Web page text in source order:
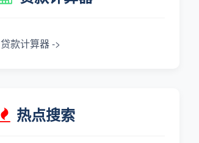
贷款计算器 ->
热点搜索